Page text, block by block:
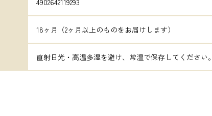
18ヶ月（2ヶ月以上のものをお届けします）
直射日光・高温多湿を避け、常温で保存してください